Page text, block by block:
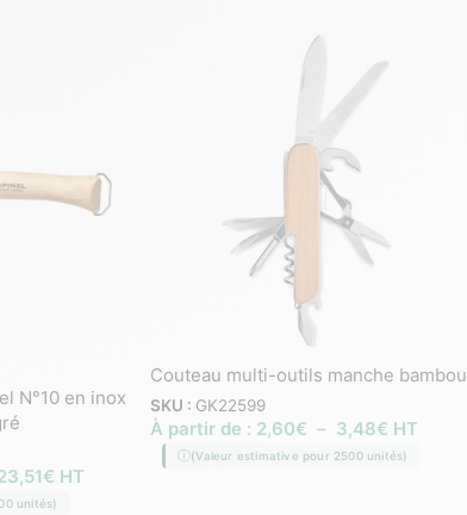
N°10 en inox
€ HT
unités)
Couteau multi-outils manche bambou
SKU : GK22599
À partir de : 2,60€ – 3,48€ HT
(Valeur estimative pour 2500 unités)